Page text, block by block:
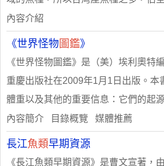
內容介紹
《世界怪物 圖鑑》
《世界怪物圖鑑》是（美）埃利奧特
重慶出版社在2009年1月1日出版。本
體重以及其他的重要信息：它們的起
內容簡介 目錄概覽 媒體推薦
長江魚類早期資源
《長江魚類早期資源》是曹文宣著，